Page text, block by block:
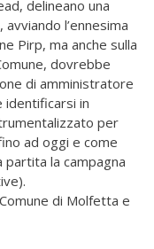
delineano una
l’ennesima
Pirp, ma anche sulla
dovrebbe
di amministratore
in
per
ad oggi e come
partita la campagna
di Molfetta e